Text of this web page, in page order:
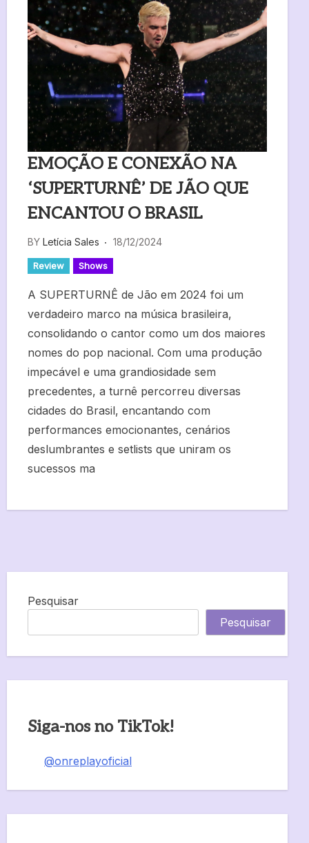
EMOÇÃO E CONEXÃO NA
‘SUPERTURNÊ’ DE JÃO QUE
ENCANTOU O BRASIL
BY Letícia Sales 18/12/2024
Review Shows
A SUPERTURNÊ de Jão em 2024 foi um
verdadeiro marco na música brasileira,
consolidando o cantor como um dos maiores
nomes do pop nacional. Com uma produção
impecável e uma grandiosidade sem
precedentes, a turnê percorreu diversas
cidades do Brasil, encantando com
performances emocionantes, cenários
deslumbrantes e setlists que uniram os
sucessos ma
Pesquisar
Pesquisar
Siga-nos no TikTok!
@onreplayoficial